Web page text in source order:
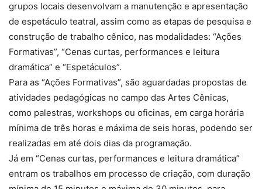
grupos locais desenvolvam a manutenção e apresentação
de espetáculo teatral, assim como as etapas de pesquisa e
construção de trabalho cênico, nas modalidades: “Ações
Formativas”, “Cenas curtas, performances e leitura
dramática” e “Espetáculos”.
Para as “Ações Formativas”, são aguardadas propostas de
atividades pedagógicas no campo das Artes Cênicas,
como palestras, workshops ou oficinas, em carga horária
mínima de três horas e máxima de seis horas, podendo ser
realizadas em até dois dias da programação.
Já em “Cenas curtas, performances e leitura dramática”
entram os trabalhos em processo de criação, com duração